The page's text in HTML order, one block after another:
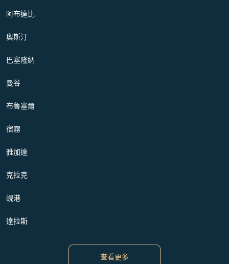
阿布達比
奧斯汀
巴塞隆納
曼谷
布魯塞爾
宿霧
雅加達
克拉克
峴港
達拉斯
查看更多